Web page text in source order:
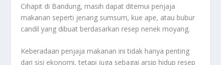
Cihapit di Bandung, masih dapat ditemui penjaja
makanan seperti jenang sumsum, kue ape, atau bubur
candil yang dibuat berdasarkan resep nenek moyang.
Keberadaan penjaja makanan ini tidak hanya penting
dari sisi ekonomi, tetapi juga sebagai arsip hidup resep